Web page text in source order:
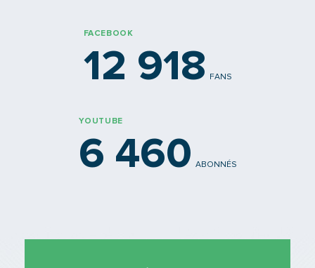
FACEBOOK
12 918 FANS
YOUTUBE
6 460 ABONNÉS